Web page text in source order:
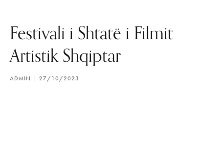
Festivali i Shtatë i Filmit
Artistik Shqiptar
ADMIN 27/10/2023